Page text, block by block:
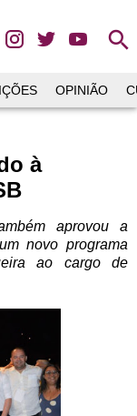
search
OPINIÃO
à
aprovou a
novo programa
ao cargo de